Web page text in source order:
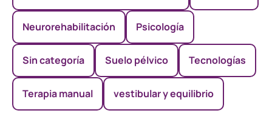
Neurorehabilitación Psicología
Sin categoría Suelo pélvico Tecnologías
Terapia manual vestibular y equilibrio